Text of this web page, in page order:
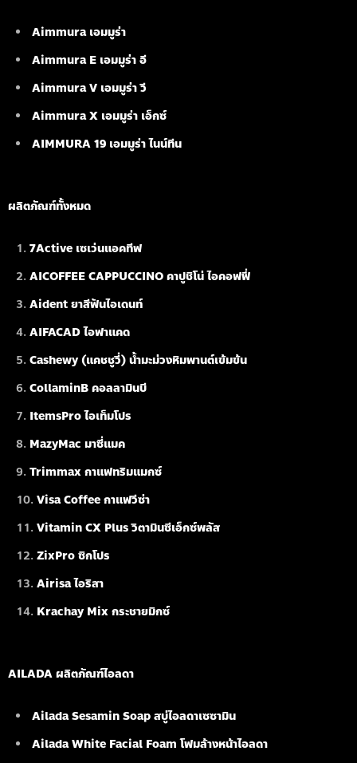
Aimmura เอมมูร่า
Aimmura E เอมมูร่า อี
Aimmura V เอมมูร่า วี
Aimmura X เอมมูร่า เอ็กซ์
AIMMURA 19 เอมมูร่า ไนน์ทีน
ผลิตภัณฑ์ทั้งหมด
7Active เซเว่นแอคทีฟ
AICOFFEE CAPPUCCINO คาปูชิโน่ ไอคอฟฟี่
Aident ยาสีฟันไอเดนท์
AIFACAD ไอฟาแคด
Cashewy (แคชชูวี่) น้ำมะม่วงหิมพานต์เข้มข้น
CollaminB คอลลามินบี
ItemsPro ไอเท็มโปร
MazyMac มาซี่แมค
Trimmax กาแฟทริมแมกซ์
Visa Coffee กาแฟวีซ่า
Vitamin CX Plus วิตามินซีเอ็กซ์พลัส
ZixPro ซิกโปร
Airisa ไอริสา
Krachay Mix กระชายมิกซ์
AILADA ผลิตภัณฑ์ไอลดา
Ailada Sesamin Soapสบู่ไอลดาเซซามิน
Ailada White Facial Foamโฟมล้างหน้าไอลดา